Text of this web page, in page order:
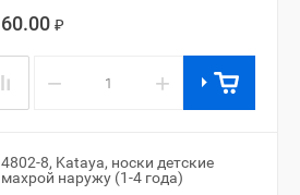
60.00 ₽
− +
4802-8, Kataya, носки детские
махрой наружу (1-4 года)